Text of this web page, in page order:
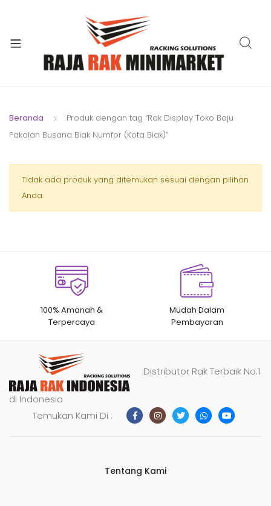
Beranda
Produk dengan tag “Rak Display Toko Baju
Pakaian Busana Biak Numfor (Kota Biak)”
Tidak ada produk yang ditemukan sesuai dengan pilihan
Anda.
100% Amanah &
Terpercaya
Mudah Dalam
Pembayaran
Distributor Rak Terbaik No.1
di Indonesia
Temukan Kami Di :
Tentang Kami